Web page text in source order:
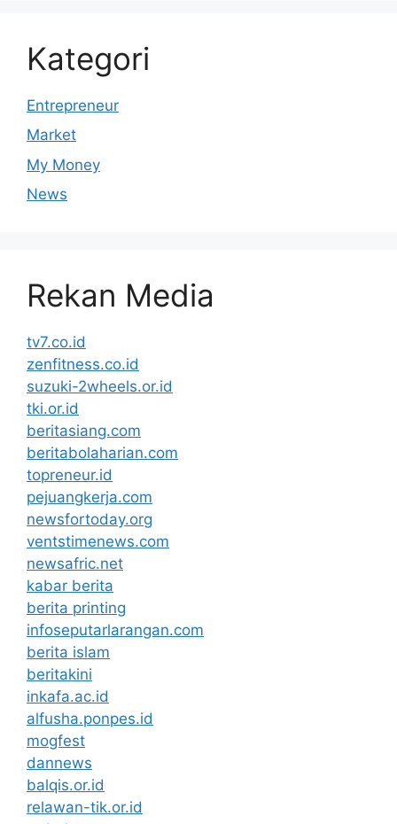
Kategori
Entrepreneur
Market
My Money
News
Rekan Media
tv7.co.id
zenfitness.co.id
suzuki-2wheels.or.id
tki.or.id
beritasiang.com
beritabolaharian.com
topreneur.id
pejuangkerja.com
newsfortoday.org
ventstimenews.com
newsafric.net
kabar berita
berita printing
infoseputarlarangan.com
berita islam
beritakini
inkafa.ac.id
alfusha.ponpes.id
mogfest
dannews
balqis.or.id
relawan-tik.or.id